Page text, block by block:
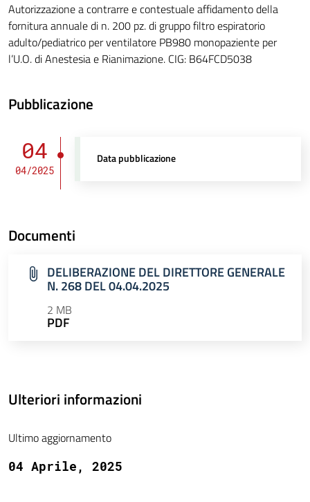
Autorizzazione a contrarre e contestuale affidamento della
fornitura annuale di n. 200 pz. di gruppo filtro espiratorio
adulto/pediatrico per ventilatore PB980 monopaziente per
l’U.O. di Anestesia e Rianimazione. CIG: B64FCD5038
Pubblicazione
04
04/2025
Data pubblicazione
Documenti
DELIBERAZIONE DEL DIRETTORE GENERALE
N. 268 DEL 04.04.2025
2 MB
PDF
Ulteriori informazioni
Ultimo aggiornamento
04 Aprile, 2025